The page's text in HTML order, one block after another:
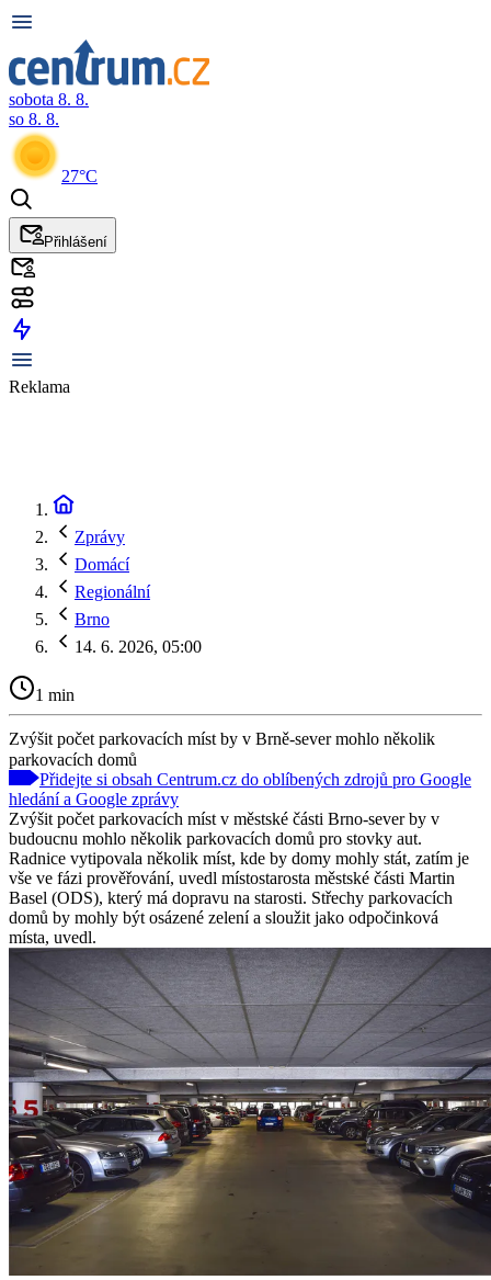
sobota 8. 8.
so 8. 8.
27°C
Přihlášení
Reklama
Zprávy
Domácí
Regionální
Brno
14. 6. 2026, 05:00
1 min
Zvýšit počet parkovacích míst by v Brně-sever mohlo několik
parkovacích domů
Přidejte si obsah Centrum.cz do oblíbených zdrojů pro Google
hledání a Google zprávy
Zvýšit počet parkovacích míst v městské části Brno-sever by v
budoucnu mohlo několik parkovacích domů pro stovky aut.
Radnice vytipovala několik míst, kde by domy mohly stát, zatím je
vše ve fázi prověřování, uvedl místostarosta městské části Martin
Basel (ODS), který má dopravu na starosti. Střechy parkovacích
domů by mohly být osázené zelení a sloužit jako odpočinková
místa, uvedl.